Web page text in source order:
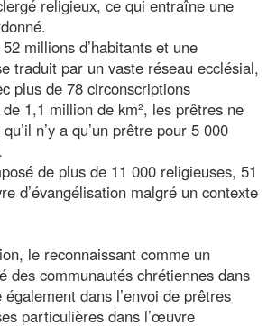
religieux, ce qui entraîne une
millions d’habitants et une
traduit par un vaste réseau ecclésial,
plus de 78 circonscriptions
1,1 million de km², les prêtres ne
n’y a qu’un prêtre pour 5 000
de plus de 11 000 religieuses, 51
d’évangélisation malgré un contexte
le reconnaissant comme un
communautés chrétiennes dans
dans l’envoi de prêtres
particulières dans l’œuvre